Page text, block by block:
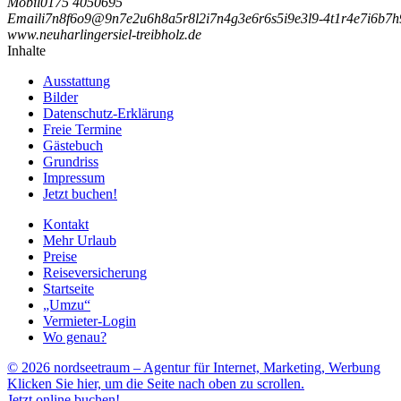
Emaili7n8f6o9@9n7e2u6h8a5r8l2i7n4g3e6r6s5i9e3l9-4t1r4e7i6b7h
www.neuharlingersiel-treibholz.de
Inhalte
Ausstattung
Bilder
Datenschutz-Erklärung
Freie Termine
Gästebuch
Grundriss
Impressum
Jetzt buchen!
Kontakt
Mehr Urlaub
Preise
Reiseversicherung
Startseite
„Umzu“
Vermieter-Login
Wo genau?
© 2026 nordseetraum – Agentur für Internet, Marketing, Werbung
Klicken Sie hier, um die Seite nach oben zu scrollen.